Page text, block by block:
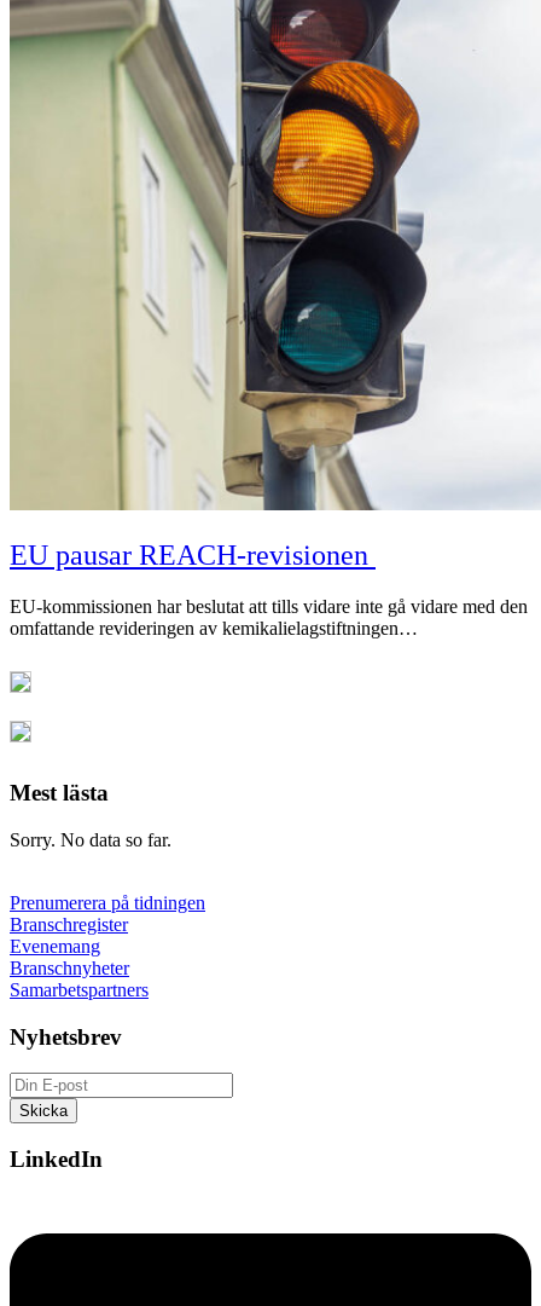
EU pausar REACH-revisionen
EU-kommissionen har beslutat att tills vidare inte gå vidare med den
omfattande revideringen av kemikalielagstiftningen…
Mest lästa
Sorry. No data so far.
Prenumerera på tidningen
Branschregister
Evenemang
Branschnyheter
Samarbetspartners
Nyhetsbrev
LinkedIn